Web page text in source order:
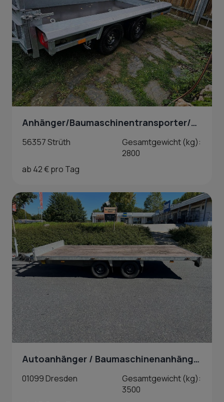
Anhänger/Baumaschinentransporter/Tieflader 2,8 t in Strüth
56357 Strüth
Gesamtgewicht (kg):
2800
ab 42 € pro Tag
Autoanhänger / Baumaschinenanhänger in Dresden
01099 Dresden
Gesamtgewicht (kg):
3500